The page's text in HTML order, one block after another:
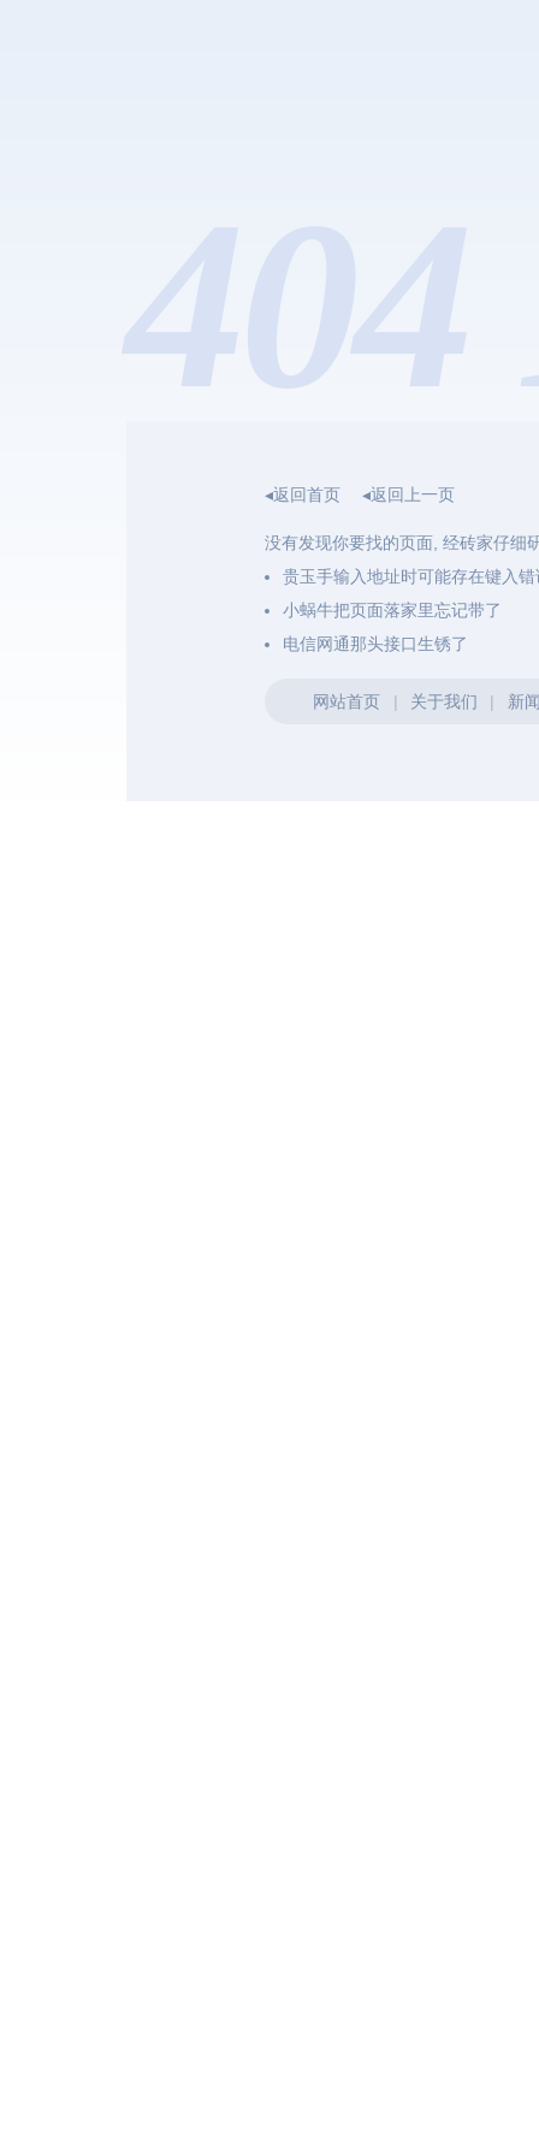
◂返回首页 ◂返回上一页
没有发现你要找的页面, 经砖家仔细
贵玉手输入地址时可能存在键入错
小蜗牛把页面落家里忘记带了
电信网通那头接口生锈了
网站首页 | 关于我们 | 新